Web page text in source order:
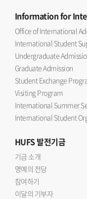
Informationfor
Office of International
International Student
Undergraduate
Graduate Admission
Student Exchange
Visiting Program
International Summer
International Student
HUFS발전기금
기금 소개
명예의 전당
참여하기
이달의 기부자